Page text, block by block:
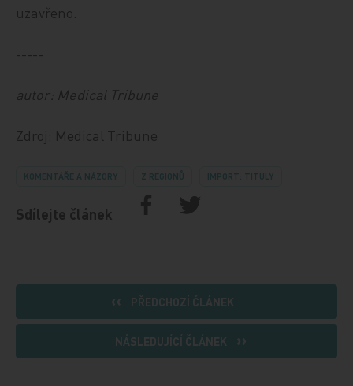
uzavřeno.
-----
autor: Medical Tribune
Zdroj: Medical Tribune
KOMENTÁŘE A NÁZORY Z REGIONŮ IMPORT: TITULY
Sdílejte článek
PŘEDCHOZÍ ČLÁNEK
NÁSLEDUJÍCÍ ČLÁNEK